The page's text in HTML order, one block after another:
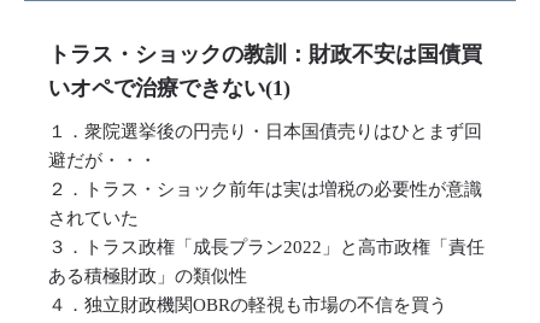
トラス・ショックの教訓：財政不安は国債買
いオペで治療できない(1)
１．衆院選挙後の円売り・日本国債売りはひとまず回
避だが・・・
２．トラス・ショック前年は実は増税の必要性が意識
されていた
３．トラス政権「成長プラン2022」と高市政権「責任
ある積極財政」の類似性
４．独立財政機関OBRの軽視も市場の不信を買う